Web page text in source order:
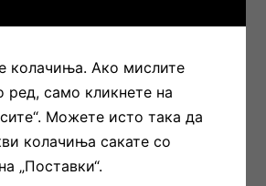
лента преку грбот, под
коска на нејзината
да ја држите лентата
лента околу вашиот
најтесната точка на
колачиња. Ако мислите
ред, само кликнете на
Можете исто така да
колачиња сакате со
„Поставки“.